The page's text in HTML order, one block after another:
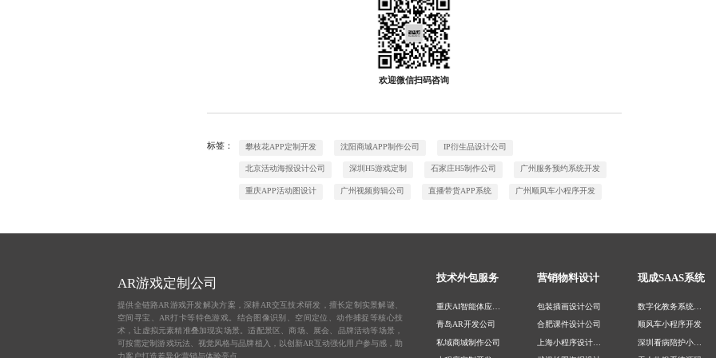
欢迎微信扫码咨询
标签： 攀枝花APP定制开发 沈阳商城APP制作公司 IP衍生品设计公司
北京活动海报设计公司 深圳H5游戏定制 石家庄H5制作公司 广州服务预约系统开发
重庆APP活动图设计 广州视频剪辑公司 直播带货APP系统 广州顺风车小程序开发
AR游戏定制公司
提供全链路AR游戏开发解决方案，深耕AR交互技术研发，擅长定制实景解谜、
空间寻宝、AR打卡等特色游戏。结合图像识别、空间定位、动作捕捉等核心技
术，让虚拟元素精准叠加现实场景。适配景区、商场、展会、品牌活动等场景，
可按需定制游戏玩法、视觉风格与品牌植入，以创新AR互动强化用户参与感，助
力客户打造差异化营销与体验亮点。
技术外包服务
青岛AR开发公司
私域商城制作公司
营销物料设计
包装插画设计公司
合肥课件设计公司
现成SAAS系统
顺风车小程序开发